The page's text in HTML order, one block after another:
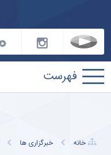
پارس
فوتبال
خانه خبرگزاری ها